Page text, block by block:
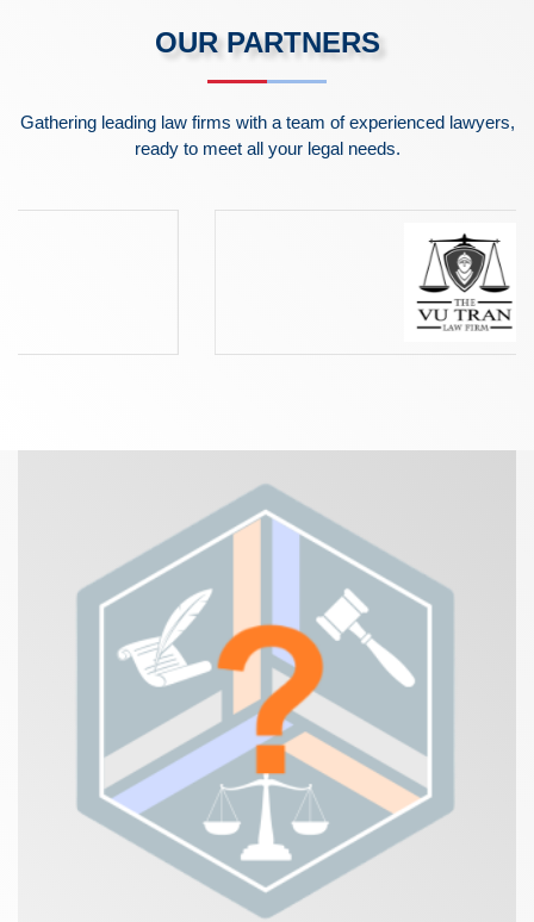
OUR PARTNERS
Gathering leading law firms with a team of experienced lawyers,
ready to meet all your legal needs.